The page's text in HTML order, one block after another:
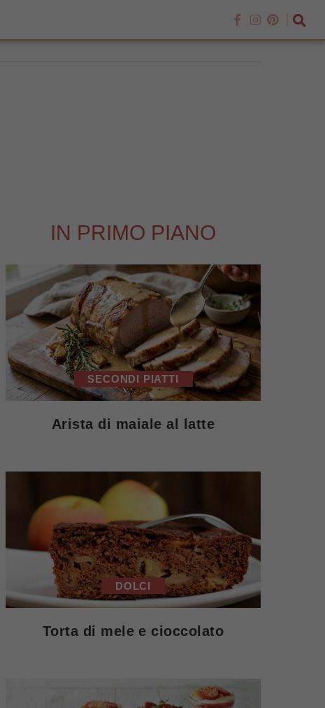
IN PRIMO PIANO
SECONDI PIATTI
Arista di maiale al latte
DOLCI
Torta di mele e cioccolato